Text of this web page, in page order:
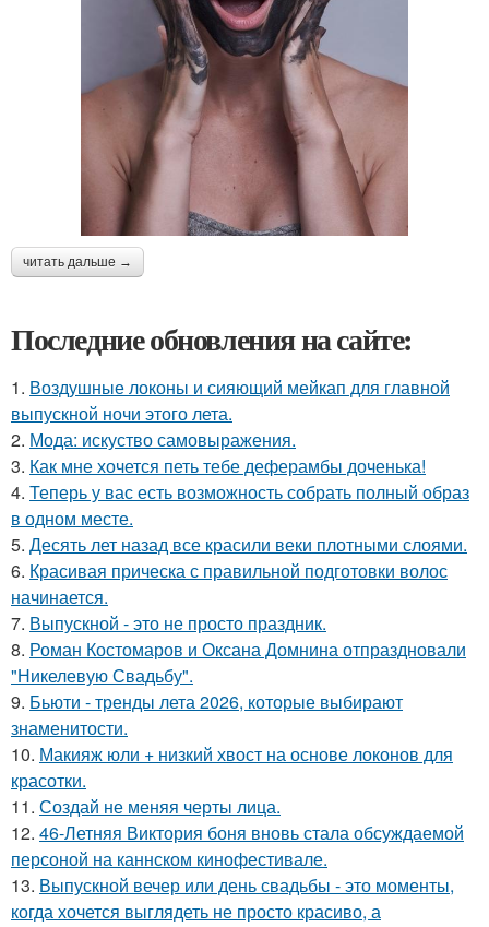
читать дальше →
Последние обновления на сайте:
1. Воздушные локоны и сияющий мейкап для главной
выпускной ночи этого лета.
2. Мода: искуство самовыражения.
3. Как мне хочется петь тебе деферамбы доченька!
4. Теперь у вас есть возможность собрать полный образ
в одном месте.
5. Десять лет назад все красили веки плотными слоями.
6. Красивая прическа с правильной подготовки волос
начинается.
7. Выпускной - это не просто праздник.
8. Роман Костомаров и Оксана Домнина отпраздновали
"Никелевую Свадьбу".
9. Бьюти - тренды лета 2026, которые выбирают
знаменитости.
10. Макияж юли + низкий хвост на основе локонов для
красотки.
11. Создай не меняя черты лица.
12. 46-Летняя Виктория боня вновь стала обсуждаемой
персоной на каннском кинофестивале.
13. Выпускной вечер или день свадьбы - это моменты,
когда хочется выглядеть не просто красиво, а